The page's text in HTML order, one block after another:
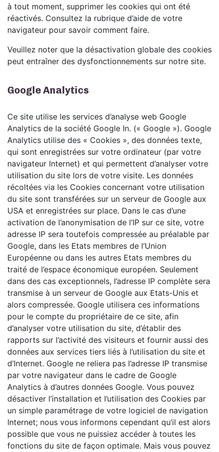
à tout moment, supprimer les cookies qui ont été
réactivés. Consultez la rubrique d’aide de votre
navigateur pour savoir comment faire.
Veuillez noter que la désactivation globale des cookies
peut entraîner des dysfonctionnements sur notre site.
Google Analytics
Ce site utilise les services d’analyse web Google
Analytics de la société Google In. (« Google »). Google
Analytics utilise des « Cookies », des données texte,
qui sont enregistrées sur votre ordinateur (par votre
navigateur Internet) et qui permettent d’analyser votre
utilisation du site lors de votre visite. Les données
récoltées via les Cookies concernant votre utilisation
du site sont transférées sur un serveur de Google aux
USA et enregistrées sur place. Dans le cas d’une
activation de l’anonymisation de l’IP sur ce site, votre
adresse IP sera toutefois compressée au préalable par
Google, dans les Etats membres de l’Union
Européenne ou dans les autres Etats membres du
traité de l’espace économique européen. Seulement
dans des cas exceptionnels, l’adresse IP complète sera
transmise à un serveur de Google aux Etats-Unis et
alors compressée. Google utilisera ces informations
pour le compte du propriétaire de ce site, afin
d’analyser votre utilisation du site, d’établir des
rapports sur l’activité des visiteurs et fournir aussi des
données aux services tiers liés à l’utilisation du site et
d’Internet. Google ne reliera pas l’adresse IP transmise
par votre navigateur dans le cadre de Google
Analytics à d’autres données Google. Vous pouvez
désactiver l’installation et l’utilisation des Cookies par
un simple paramétrage de votre logiciel de navigation
Internet; nous vous informons cependant qu’il est alors
possible que vous ne puissiez accéder à toutes les
fonctions du site de façon optimale. Mais vous pouvez